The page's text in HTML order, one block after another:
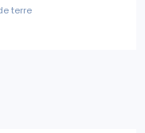
terre